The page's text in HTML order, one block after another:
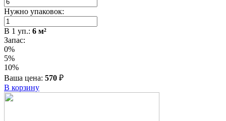
Нужно упаковок:
В 1 уп.: 6 м²
Запас:
0%
5%
10%
Ваша цена: 570 ₽
В корзину